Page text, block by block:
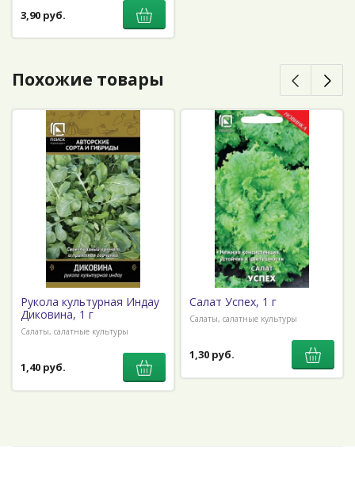
3,90 руб.
Похожие товары
Рукола культурная Индау
Диковина, 1 г
Салаты, салатные культуры
1,40 руб.
Салат Успех, 1 г
Салаты, салатные культуры
1,30 руб.